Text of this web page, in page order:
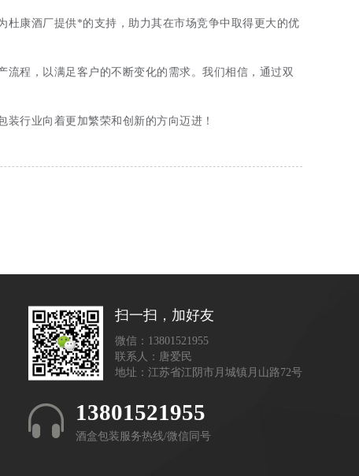
杜康酒厂提供*的支持，助力其在市场竞争中取得更大的优
程，以满足客户的不断变化的需求。我们相信，通过双
行业向着更加繁荣和创新的方向迈进！
扫一扫，加好友
微信：13801521955
联系人：唐爱民
地址：江苏省江阴市月城镇月山路72号
13801521955
酒盒包装服务热线/微信同号